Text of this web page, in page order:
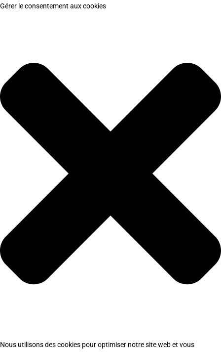
Gérer le consentement aux cookies
Nous utilisons des cookies pour optimiser notre site web et vous